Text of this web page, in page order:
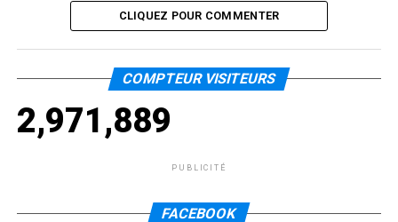
CLIQUEZ POUR COMMENTER
COMPTEUR VISITEURS
2,971,889
PUBLICITÉ
FACEBOOK